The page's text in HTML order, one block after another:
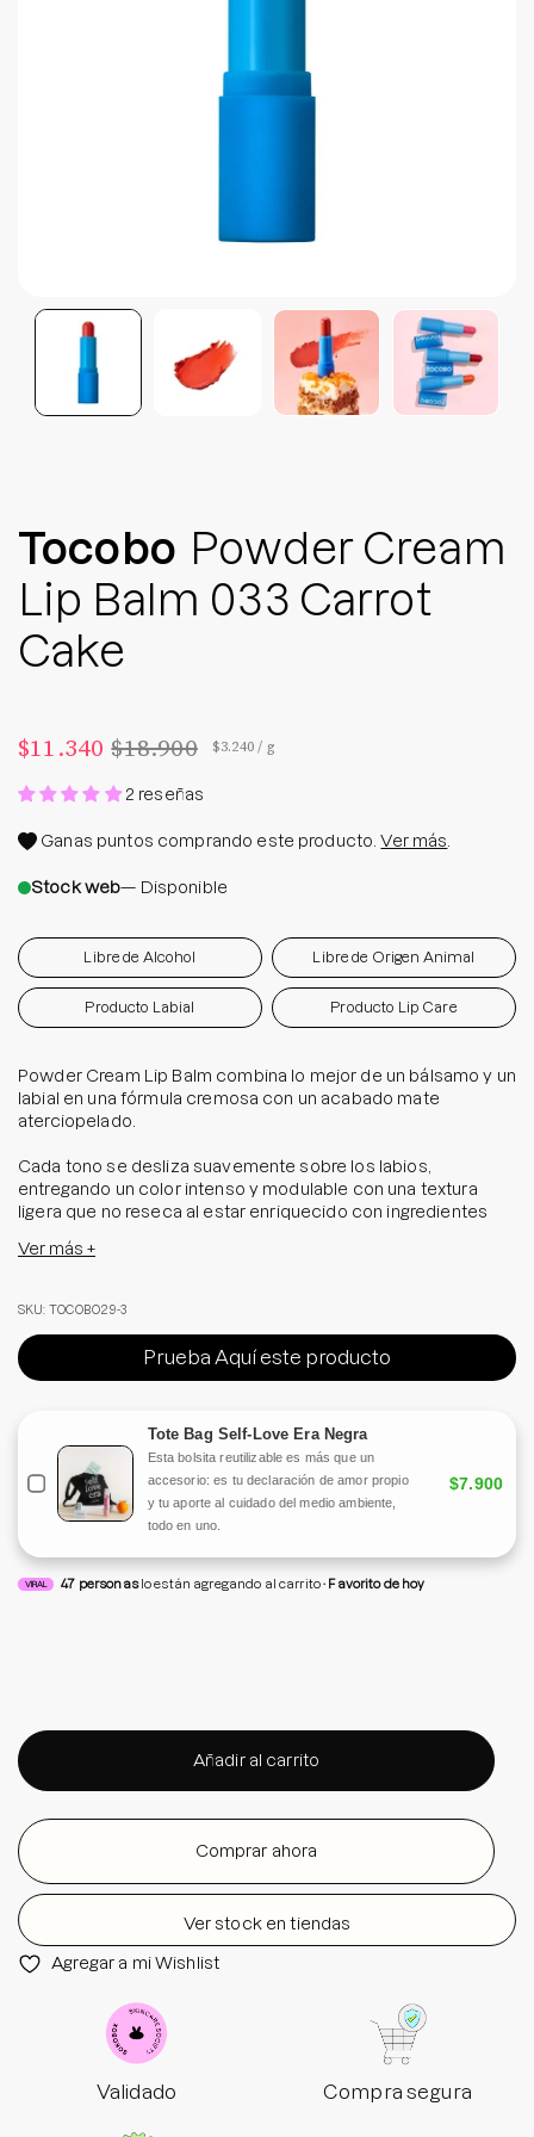
Parche para granitos
Tocobo Powder Cream
Lip Balm 033 Carrot
Cake
$11.340 $18.900 Precio por unidad
$3.240 /por
g
2 reseñas
Ganas puntos comprando este producto.Ver más
Stock web— Disponible
Libre de Alcohol Libre de Origen Animal
Producto Labial Producto Lip Care
Powder Cream Lip Balm combina lo mejor de un bálsamo y un
labial en una fórmula cremosa con un acabado mate
aterciopelado.
Cada tono se desliza suavemente sobre los labios,
entregando un color intenso y modulable con una textura
ligera que no reseca al estar enriquecido con ingredientes
almendras dulces para mantener los labios suaves e
- Color vibrante con acabado mate.
- Hidrata y cuida los labios.
Consigue labios irresistibles con Tocobo. ¡Atrévete a
probarlo!
Tamaño: 3,5 grs
Ver más +
SKU: TOCOBO29-3
Prueba Aquí este producto
Tote Bag Self-Love Era Negra
Esta bolsita reutilizable es más que un
accesorio: es tu declaración de amor propio
y tu aporte al cuidado del medio ambiente,
todo en uno.
$7.900
VIRAL 47 personas lo están agregando al carrito Favorito de hoy
Añadir al carrito
Comprar ahora
Ver stock en tiendas
Agregar a mi Wishlist
Validado Compra segura